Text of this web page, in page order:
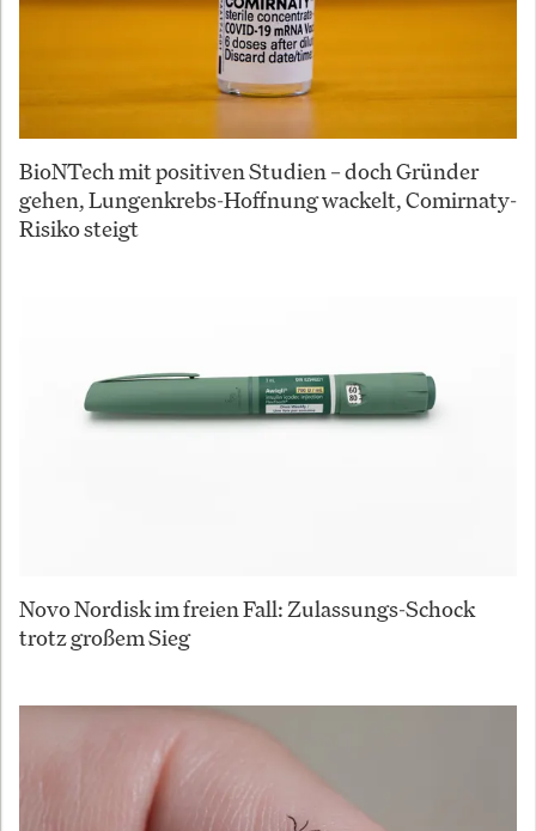
BioNTech mit positiven Studien – doch Gründer
gehen, Lungenkrebs-Hoffnung wackelt, Comirnaty-
Risiko steigt
Novo Nordisk im freien Fall: Zulassungs-Schock
trotz großem Sieg